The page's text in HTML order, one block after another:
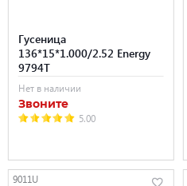
Гусеница
136*15*1.000/2.52 Energy
9794T
Нет в наличии
Звоните
5.00
9011U